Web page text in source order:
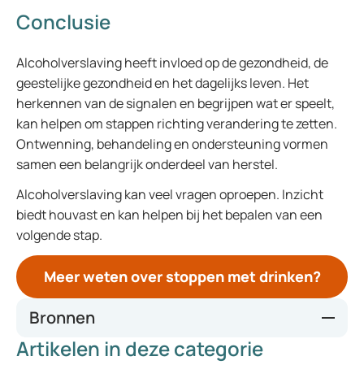
Conclusie
Alcoholverslaving heeft invloed op de gezondheid, de
geestelijke gezondheid en het dagelijks leven. Het
herkennen van de signalen en begrijpen wat er speelt,
kan helpen om stappen richting verandering te zetten.
Ontwenning, behandeling en ondersteuning vormen
samen een belangrijk onderdeel van herstel.
Alcoholverslaving kan veel vragen oproepen. Inzicht
biedt houvast en kan helpen bij het bepalen van een
volgende stap.
Meer weten over stoppen met drinken?
Bronnen
Alcohol misuse - NHS
Artikelen in deze categorie